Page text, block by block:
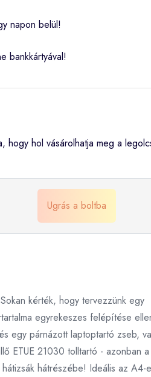
napon belül!
bankkártyával!
hogy hol vásárolhatja meg a
Ugrás a boltba
kérték, hogy tervezzünk egy
egyrekeszes felépítése
egy párnázott laptoptartó zseb,
ETUE 21030 tolltartó - azonban
hátrészébe! Ideális az A4-